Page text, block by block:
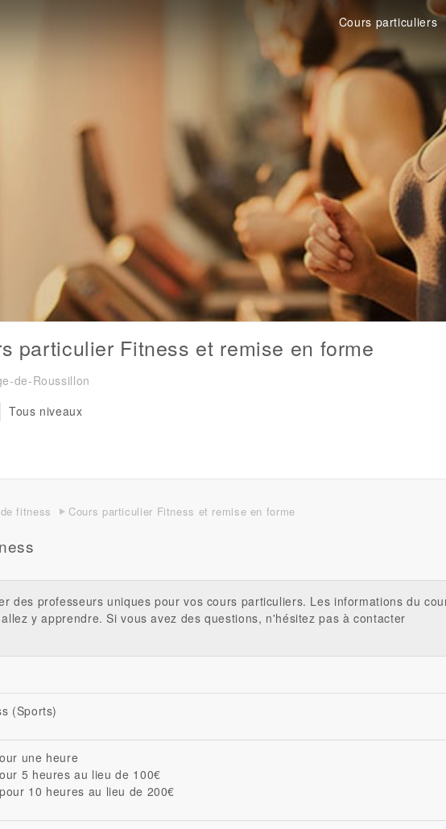
Cours particuliers
particulier Fitness et remise en forme
de-Roussillon
Tous niveaux
fitness Cours particulier Fitness et remise en forme
des professeurs uniques pour vos cours particuliers. Les informations du
y apprendre. Si vous avez des questions, n'hésitez pas à contacter
(Sports)
une heure
5 heures au lieu de 100€
pour 10 heures au lieu de 200€